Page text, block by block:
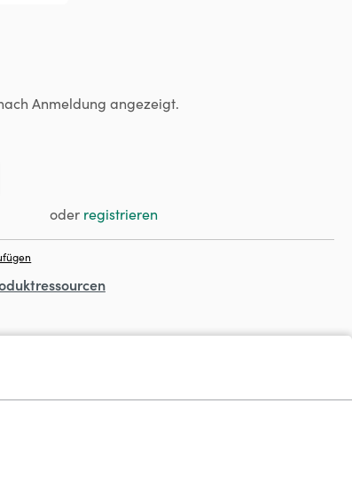
Anmeldung angezeigt.
oder registrieren